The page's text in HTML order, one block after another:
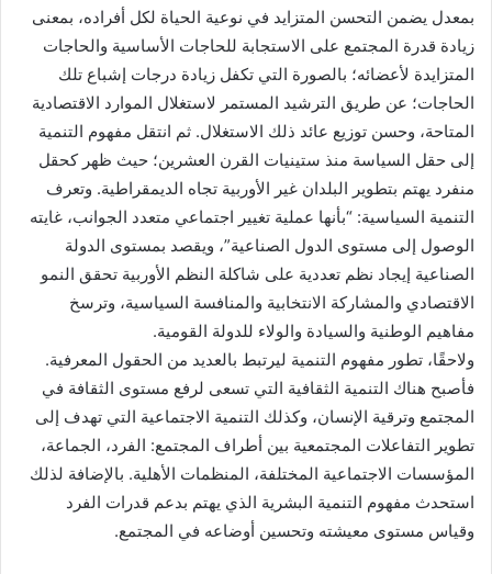
بمعدل يضمن التحسن المتزايد في نوعية الحياة لكل أفراده، بمعنى
زيادة قدرة المجتمع على الاستجابة للحاجات الأساسية والحاجات
المتزايدة لأعضائه؛ بالصورة التي تكفل زيادة درجات إشباع تلك
الحاجات؛ عن طريق الترشيد المستمر لاستغلال الموارد الاقتصادية
المتاحة، وحسن توزيع عائد ذلك الاستغلال. ثم انتقل مفهوم التنمية
إلى حقل السياسة منذ ستينيات القرن العشرين؛ حيث ظهر كحقل
منفرد يهتم بتطوير البلدان غير الأوربية تجاه الديمقراطية. وتعرف
التنمية السياسية: “بأنها عملية تغيير اجتماعي متعدد الجوانب، غايته
الوصول إلى مستوى الدول الصناعية”، ويقصد بمستوى الدولة
الصناعية إيجاد نظم تعددية على شاكلة النظم الأوربية تحقق النمو
الاقتصادي والمشاركة الانتخابية والمنافسة السياسية، وترسخ
مفاهيم الوطنية والسيادة والولاء للدولة القومية.
ولاحقًا، تطور مفهوم التنمية ليرتبط بالعديد من الحقول المعرفية.
فأصبح هناك التنمية الثقافية التي تسعى لرفع مستوى الثقافة في
المجتمع وترقية الإنسان، وكذلك التنمية الاجتماعية التي تهدف إلى
تطوير التفاعلات المجتمعية بين أطراف المجتمع: الفرد، الجماعة،
المؤسسات الاجتماعية المختلفة، المنظمات الأهلية. بالإضافة لذلك
استحدث مفهوم التنمية البشرية الذي يهتم بدعم قدرات الفرد
وقياس مستوى معيشته وتحسين أوضاعه في المجتمع.